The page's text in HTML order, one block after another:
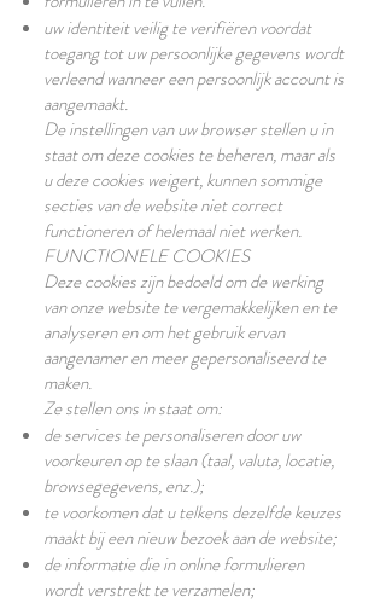
uw identiteit veilig te verifiëren voordat
toegang tot uw persoonlijke gegevens wordt
verleend wanneer een persoonlijk account is
aangemaakt.
De instellingen van uw browser stellen u in
staat om deze cookies te beheren, maar als
u deze cookies weigert, kunnen sommige
secties van de website niet correct
functioneren of helemaal niet werken.
FUNCTIONELE COOKIES
Deze cookies zijn bedoeld om de werking
van onze website te vergemakkelijken en te
analyseren en om het gebruik ervan
aangenamer en meer gepersonaliseerd te
maken.
Ze stellen ons in staat om:
de services te personaliseren door uw
voorkeuren op te slaan (taal, valuta, locatie,
browsegegevens, enz.);
te voorkomen dat u telkens dezelfde keuzes
maakt bij een nieuw bezoek aan de website;
de informatie die in online formulieren
wordt verstrekt te verzamelen;